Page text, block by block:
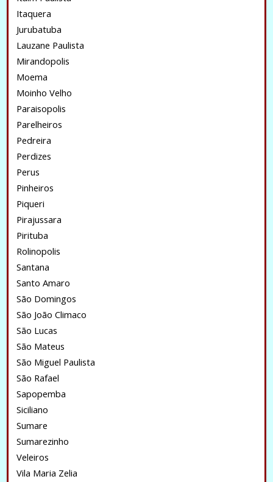
Itaquera
Jurubatuba
Lauzane Paulista
Mirandopolis
Moema
Moinho Velho
Paraisopolis
Parelheiros
Pedreira
Perdizes
Perus
Pinheiros
Piqueri
Pirajussara
Pirituba
Rolinopolis
Santana
Santo Amaro
São Domingos
São João Climaco
São Lucas
São Mateus
São Miguel Paulista
São Rafael
Sapopemba
Siciliano
Sumare
Sumarezinho
Veleiros
Vila Maria Zelia